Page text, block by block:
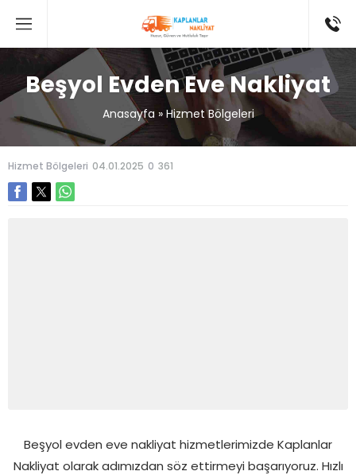
Beşyol Evden Eve Nakliyat
Anasayfa » Hizmet Bölgeleri
Hizmet Bölgeleri 04.01.2025 0 361
Beşyol evden eve nakliyat hizmetlerimizde Kaplanlar
Nakliyat olarak adımızdan söz ettirmeyi başarıyoruz. Hızlı